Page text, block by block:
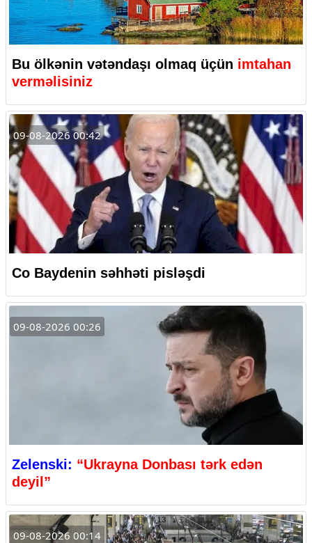
Bu ölkənin vətəndaşı olmaq üçün imtahan
verməlisiniz
09-08-2026 00:42
Co Baydenin səhhəti pisləşdi
09-08-2026 00:26
Zelenski: “Ukrayna Donbası tərk edən
deyil”
09-08-2026 00:14